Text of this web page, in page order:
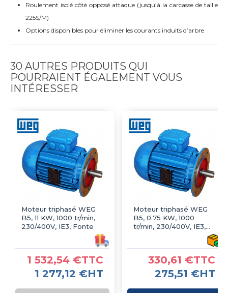
Roulement isolé côté opposé attaque (jusqu’à la carcasse de taille
225S/M)
Options disponibles pour éliminer les courants induits d’arbre
30 AUTRES PRODUITS QUI
POURRAIENT ÉGALEMENT VOUS
INTÉRESSER
Moteur triphasé WEG
B5, 11 KW, 1000 tr/min,
230/400V, IE3, Fonte
1 532,54 €TTC
1 277,12 €HT
Moteur triphasé WEG
B5, 0.75 KW, 1000
tr/min, 230/400V, IE3,
330,61 €TTC
275,51 €HT